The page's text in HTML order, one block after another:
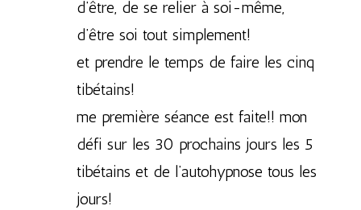
d’être, de se relier à soi-même,
d’être soi tout simplement!
et prendre le temps de faire les cinq
tibétains!
me première séance est faite!! mon
défi sur les 30 prochains jours les 5
tibétains et de l’autohypnose tous les
jours!